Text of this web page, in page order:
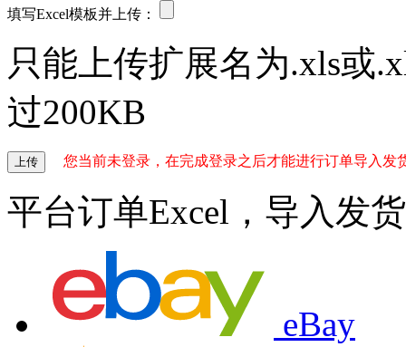
填写Excel模板并上传：
只能上传扩展名为.xls或
过200KB
上传 您当前未登录，在完成登录之后才能进行订单导入发
平台订单Excel，导入发货
eBay